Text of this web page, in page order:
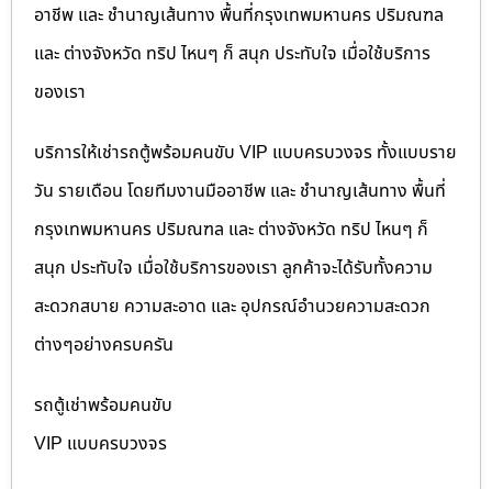
อาชีพ และ ชำนาญเส้นทาง พื้นที่กรุงเทพมหานคร ปริมณฑล
และ ต่างจังหวัด ทริป ไหนๆ ก็ สนุก ประทับใจ เมื่อใช้บริการ
ของเรา
บริการให้เช่ารถตู้พร้อมคนขับ VIP แบบครบวงจร ทั้งแบบราย
วัน รายเดือน โดยทีมงานมืออาชีพ และ ชำนาญเส้นทาง พื้นที่
กรุงเทพมหานคร ปริมณฑล และ ต่างจังหวัด ทริป ไหนๆ ก็
สนุก ประทับใจ เมื่อใช้บริการของเรา ลูกค้าจะได้รับทั้งความ
สะดวกสบาย ความสะอาด และ อุปกรณ์อำนวยความสะดวก
ต่างๆอย่างครบครัน
รถตู้เช่าพร้อมคนขับ
VIP แบบครบวงจร